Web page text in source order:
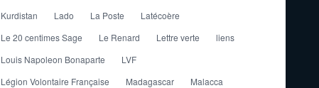
Kurdistan
Lado La Poste
Latécoère
Le 20 centimes Sage
Le Renard Lettre verte
liens
Louis Napoleon Bonaparte
LVF
Légion Volontaire Française
Madagascar
Malacca